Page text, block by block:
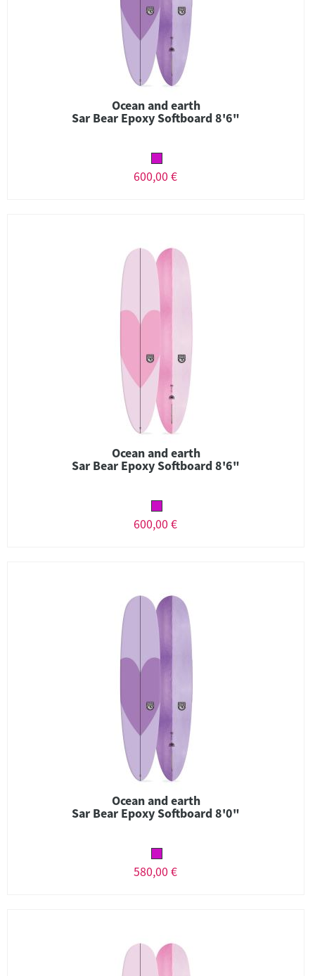
Ocean and earth
Sar Bear Epoxy Softboard 8'6"
600,00 €
Ocean and earth
Sar Bear Epoxy Softboard 8'6"
600,00 €
Ocean and earth
Sar Bear Epoxy Softboard 8'0"
580,00 €